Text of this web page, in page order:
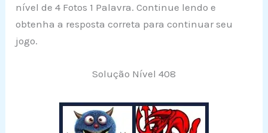
nível de 4 Fotos 1 Palavra. Continue lendo e
obtenha a resposta correta para continuar seu
jogo.
Solução Nível 408